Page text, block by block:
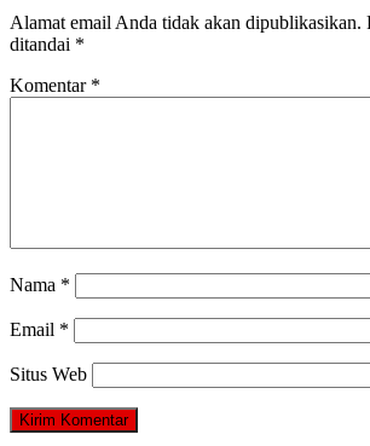
Alamat email Anda tidak akan dipublikasikan.
ditandai *
Komentar *
Nama *
Email *
Situs Web